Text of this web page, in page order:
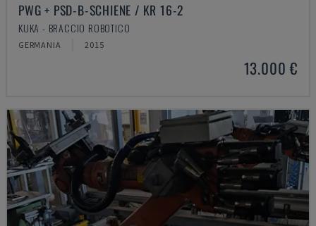
PWG + PSD-B-SCHIENE / KR 16-2
KUKA - BRACCIO ROBOTICO
GERMANIA 2015
13.000 €